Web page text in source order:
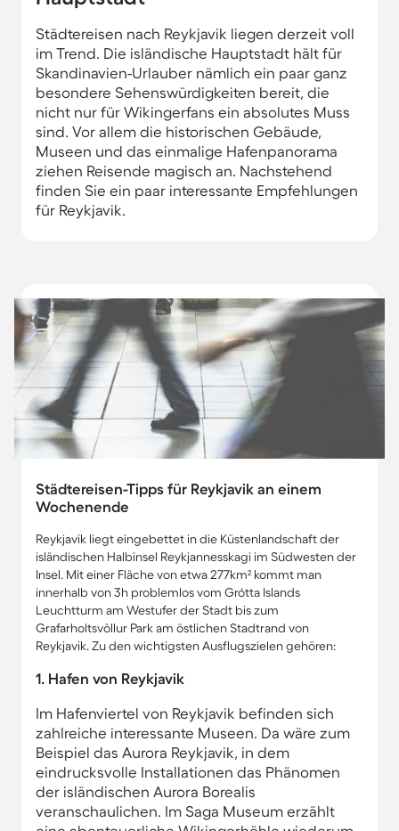
Städtereisen nach Reykjavik liegen derzeit voll
im Trend. Die isländische Hauptstadt hält für
Skandinavien-Urlauber nämlich ein paar ganz
besondere Sehenswürdigkeiten bereit, die
nicht nur für Wikingerfans ein absolutes Muss
sind. Vor allem die historischen Gebäude,
Museen und das einmalige Hafenpanorama
ziehen Reisende magisch an. Nachstehend
finden Sie ein paar interessante Empfehlungen
für Reykjavik.
Städtereisen-Tipps für Reykjavik an einem
Wochenende
Reykjavik liegt eingebettet in die Küstenlandschaft der
isländischen Halbinsel Reykjannesskagi im Südwesten der
Insel. Mit einer Fläche von etwa 277km² kommt man
innerhalb von 3h problemlos vom Grótta Islands
Leuchtturm am Westufer der Stadt bis zum
Grafarholtsvöllur Park am östlichen Stadtrand von
Reykjavik. Zu den wichtigsten Ausflugszielen gehören:
1. Hafen von Reykjavik
Im Hafenviertel von Reykjavik befinden sich
zahlreiche interessante Museen. Da wäre zum
Beispiel das Aurora Reykjavik, in dem
eindrucksvolle Installationen das Phänomen
der isländischen Aurora Borealis
veranschaulichen. Im Saga Museum erzählt